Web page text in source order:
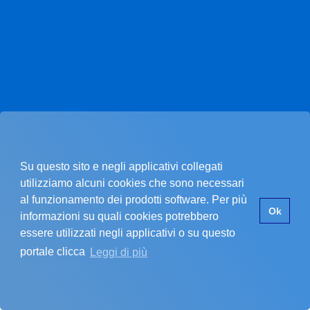
Pagina non trovata.
La pagina che stai cercando non esiste.
SI È VERIFICATO UN PROBLEMA
Su questo sito e negli applicativi collegati
utilizziamo alcuni cookies che sono necessari
al funzionamento dei prodotti software. Per più
informazioni su quali cookies potrebbero
essere utilizzati negli applicativi o su questo
portale clicca
Leggi di più
Ok